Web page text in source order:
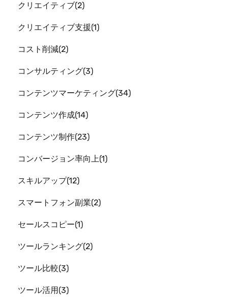
クリエイティブ 2
クリエイティブ支援 1
コスト削減 2
コンサルティング 3
コンテンツマーケティング 34
コンテンツ作成 14
コンテンツ制作 23
コンバージョン率向上 1
スキルアップ 12
スマートフォン副業 2
セールスコピー 1
ツールランキング 2
ツール比較 3
ツール活用 3